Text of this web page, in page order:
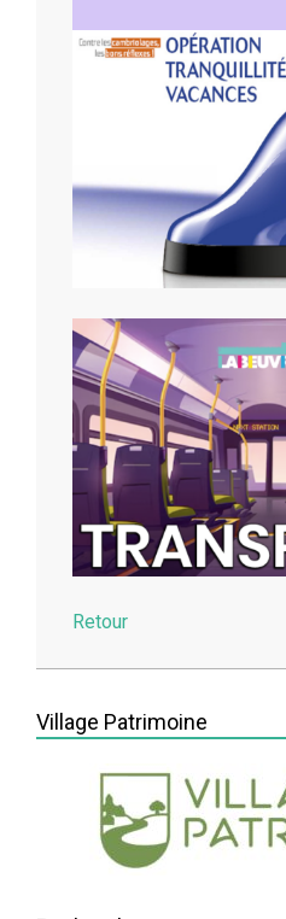
Retour
2026-
26
Village Patrimoine